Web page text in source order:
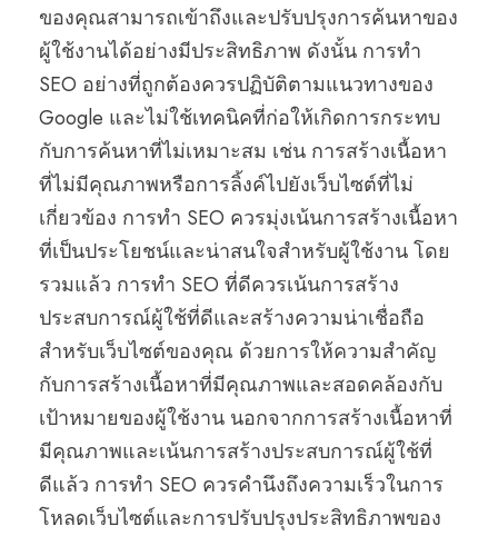
ของคุณสามารถเข้าถึงและปรับปรุงการค้นหาของ
ผู้ใช้งานได้อย่างมีประสิทธิภาพ ดังนั้น การทำ
SEO อย่างที่ถูกต้องควรปฏิบัติตามแนวทางของ
Google และไม่ใช้เทคนิคที่ก่อให้เกิดการกระทบ
กับการค้นหาที่ไม่เหมาะสม เช่น การสร้างเนื้อหา
ที่ไม่มีคุณภาพหรือการลิ้งค์ไปยังเว็บไซต์ที่ไม่
เกี่ยวข้อง การทำ SEO ควรมุ่งเน้นการสร้างเนื้อหา
ที่เป็นประโยชน์และน่าสนใจสำหรับผู้ใช้งาน โดย
รวมแล้ว การทำ SEO ที่ดีควรเน้นการสร้าง
ประสบการณ์ผู้ใช้ที่ดีและสร้างความน่าเชื่อถือ
สำหรับเว็บไซต์ของคุณ ด้วยการให้ความสำคัญ
กับการสร้างเนื้อหาที่มีคุณภาพและสอดคล้องกับ
เป้าหมายของผู้ใช้งาน นอกจากการสร้างเนื้อหาที่
มีคุณภาพและเน้นการสร้างประสบการณ์ผู้ใช้ที่
ดีแล้ว การทำ SEO ควรคำนึงถึงความเร็วในการ
โหลดเว็บไซต์และการปรับปรุงประสิทธิภาพของ